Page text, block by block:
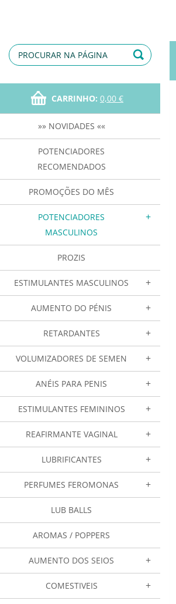
CARRINHO: 0,00 €
»» NOVIDADES ««
POTENCIADORES
RECOMENDADOS
PROMOÇÕES DO MÊS
POTENCIADORES
MASCULINOS
PROZIS
ESTIMULANTES MASCULINOS
AUMENTO DO PÉNIS
RETARDANTES
VOLUMIZADORES DE SEMEN
ANÉIS PARA PENIS
ESTIMULANTES FEMININOS
REAFIRMANTE VAGINAL
LUBRIFICANTES
PERFUMES FEROMONAS
LUB BALLS
AROMAS / POPPERS
AUMENTO DOS SEIOS
COMESTIVEIS